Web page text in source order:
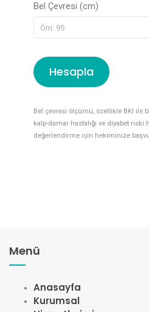
Bel Çevresi (cm)
Hesapla
Bel çevresi ölçümü, özellikle BKI ile
kalp-damar hastalığı ve diyabet riski
değerlendirme için hekiminize
Menü
Anasayfa
Kurumsal